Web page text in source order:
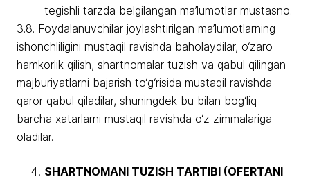
tegishli tarzda belgilangan ma’lumotlar mustasno.
3.8. Foydalanuvchilar joylashtirilgan ma’lumotlarning
ishonchliligini mustaqil ravishda baholaydilar, o‘zaro
hamkorlik qilish, shartnomalar tuzish va qabul qilingan
majburiyatlarni bajarish to‘g‘risida mustaqil ravishda
qaror qabul qiladilar, shuningdek bu bilan bog‘liq
barcha xatarlarni mustaqil ravishda o‘z zimmalariga
oladilar.
SHARTNOMANI TUZISH TARTIBI (OFERTANI